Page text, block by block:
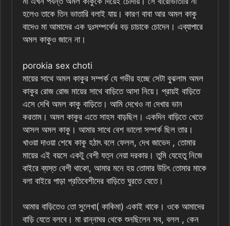
হলেও তাকে তিন ভাতারি বলাই যায়। কারণ বাবা আর‌ অমল কাকু
বাদেও মা আমাদের এক দুঃসম্পর্কের বড় চাচাকে চোদেন। এব্যাপারে
অমল কাকুও জানে না।
porokia sex choti
মায়ের সাথে অমল কাকুর সম্পর্ক যে গভীর হচ্ছে সেটা বুঝলাম অমল
কাকুর রোজ রোজ মায়ের সাথে বাড়িতে আসা নিয়ে। প্রায়ই বাড়িতে
এসে দেখি অমল কাকু বাড়িতে। আমি দেখেও না দেখার ভান
করতাম। অমল কাকুর এতে সাহস বাড়ছিল। একদিন বাড়িতে খেতে
আসল অমল কাকু। আমার সাথে বেশ ভালো সম্পর্ক ছিল তার।
খাওয়া দাওয়া শেষে কাকু হঠাৎ বলে ফেলল, দেখ জাভেদ , তোমার
মায়ের এই বয়সে একটু বেশী যত্ন নেয়া দরকার। তুমি যেহেতু নিজে
বাইরে ব্যস্ত বেশী থাকো, আমার মনে হয় তোমার উচিৎ তোমার মাকে
বলা বাইরে পাড়া প্রতিবেশীদের বাড়িতে ঘুরতে যেতে।
আমার বাড়িতেও তো সুলেখা( কাকিমা) একাই থাকে। ওকে আমাদের
বাড়ি যেতে বলবে। মা রান্নাঘর থেকে শুনছিলেন সব, বলল , কেন